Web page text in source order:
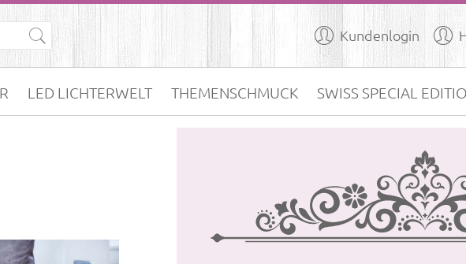
 Kundenlogin
LED LICHTERWELT THEMENSCHMUCK SWISS SPECIAL